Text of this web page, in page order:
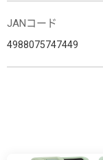
JANコード
4988075747449